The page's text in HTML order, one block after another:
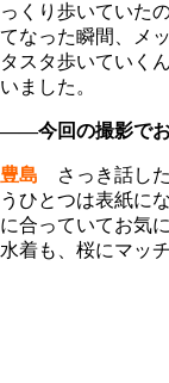
っくり歩いていた
てなった瞬間、メ
タスタ歩いていく
いました。
――今回の撮影でお
豊島 さっき話し
うひとつは表紙に
に合っていてお気
水着も、桜にマッ